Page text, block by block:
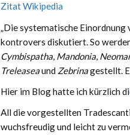
Zitat Wikipedia
„Die systematische
kontrovers diskutiert. So
Cymbispatha, Mandonia,
Treleaseaund Zebrinagestellt.
Hier im Blog hatte ich kürzlich
All die vorgestellten
wuchsfreudig und leicht zu